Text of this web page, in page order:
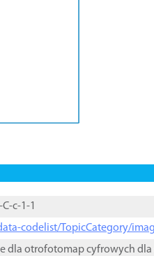
c-1-1
codelist/TopicCategory/
dla otrofotomap cyfrowych dla